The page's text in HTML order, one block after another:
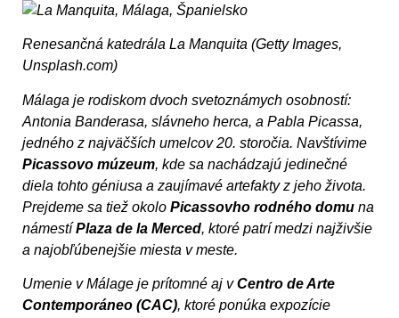
Renesančná katedrála La Manquita (Getty Images,
Unsplash.com)
Málaga je rodiskom dvoch svetoznámych osobností:
Antonia Banderasa, slávneho herca, a Pabla Picassa,
jedného z najväčších umelcov 20. storočia. Navštívime
Picassovo múzeum, kde sa nachádzajú jedinečné
diela tohto géniusa a zaujímavé artefakty z jeho života.
Prejdeme sa tiež okolo Picassovho rodného domu na
námestíPlaza de la Merced, ktoré patrí medzi najživšie
a najobľúbenejšie miesta v meste.
Umenie v Málage je prítomné aj vCentro de Arte
Contemporáneo (CAC), ktoré ponúka expozície